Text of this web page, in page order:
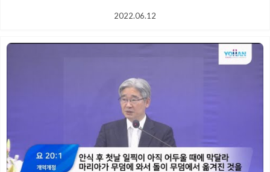
2022.06.12